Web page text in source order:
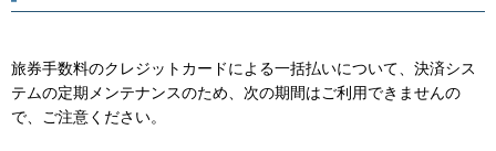
旅券手数料のクレジットカードによる一括払いについて、決済シス
テムの定期メンテナンスのため、次の期間はご利用できませんの
で、ご注意ください。